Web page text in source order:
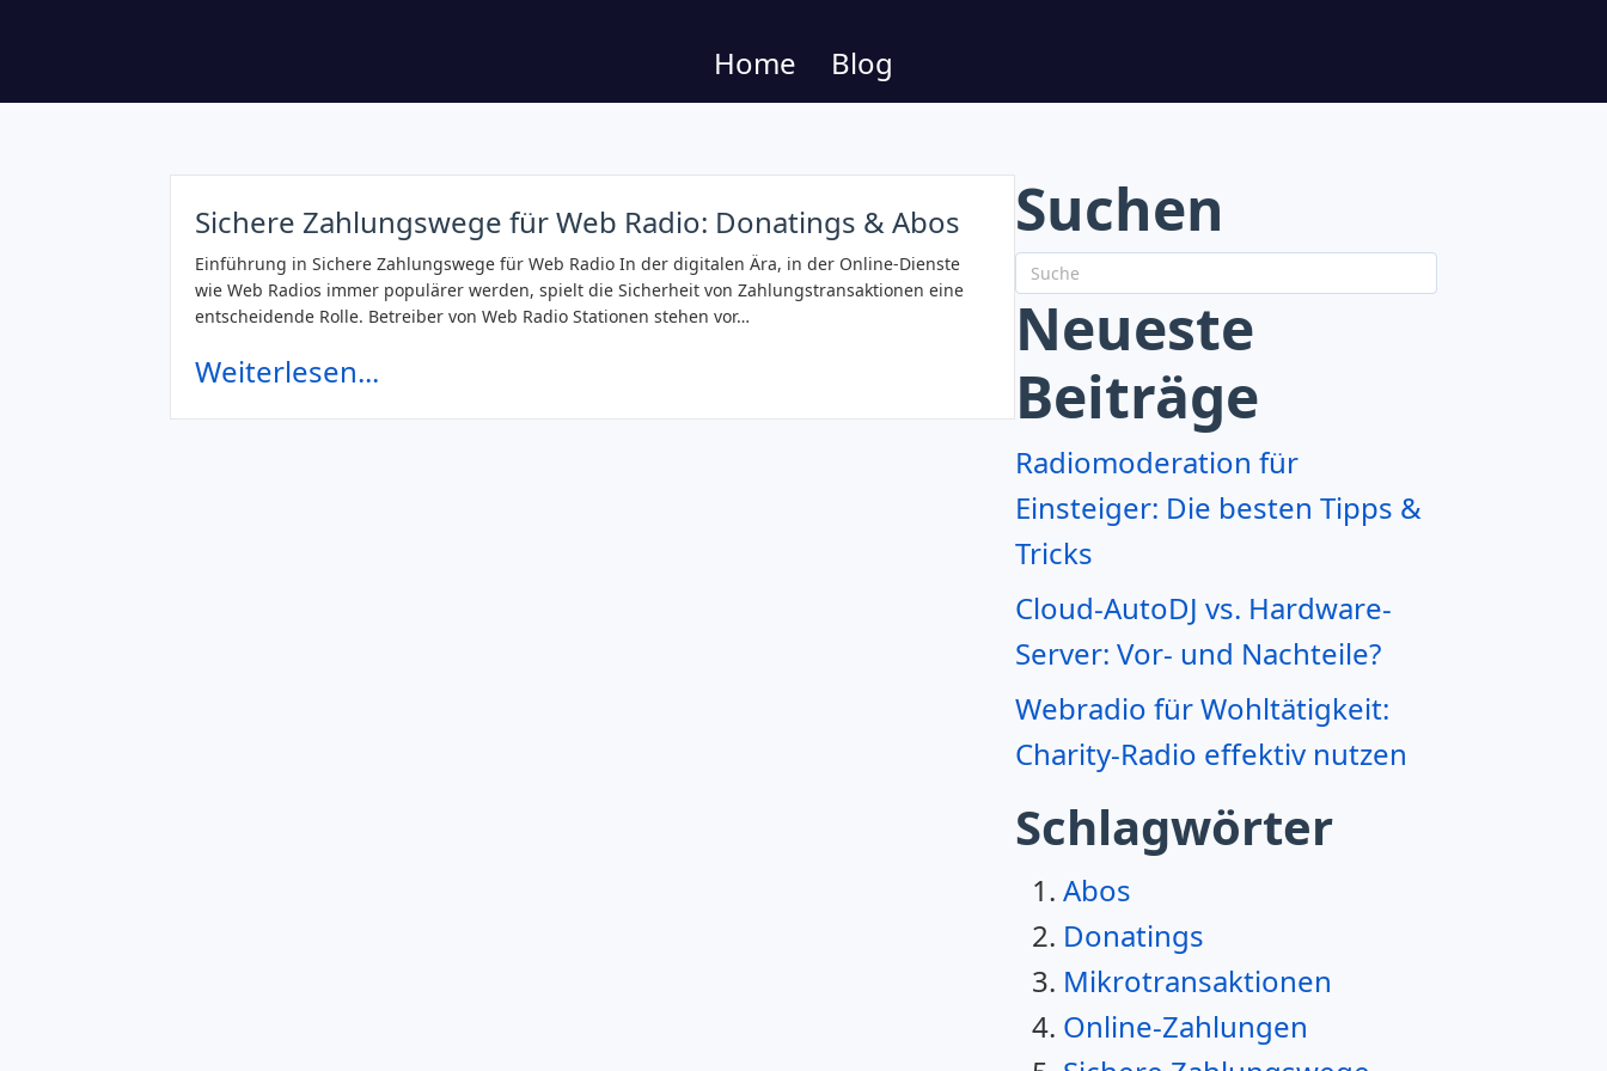
Home Blog
Sichere Zahlungswege für Web Radio: Donatings & Abos
Einführung in Sichere Zahlungswege für Web Radio In der digitalen Ära, in der Online-Dienste
wie Web Radios immer populärer werden, spielt die Sicherheit von Zahlungstransaktionen eine
entscheidende Rolle. Betreiber von Web Radio Stationen stehen vor…
Weiterlesen...
Suchen
Neueste
Beiträge
Radiomoderation für
Einsteiger: Die besten Tipps &
Tricks
Cloud-AutoDJ vs. Hardware-
Server: Vor- und Nachteile?
Webradio für Wohltätigkeit:
Charity-Radio effektiv nutzen
Schlagwörter
Abos
Donatings
Mikrotransaktionen
Online-Zahlungen